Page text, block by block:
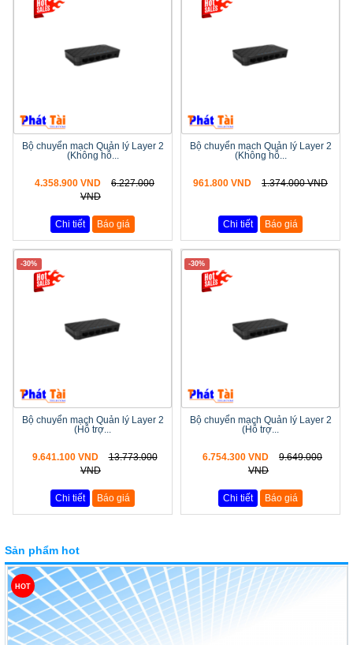
Bộ chuyển mạch Quản lý Layer 2
(Không hỗ...
4.358.900 VND
6.227.000
VND
Chi tiết Báo giá
Bộ chuyển mạch Quản lý Layer 2
(Không hỗ...
961.800 VND 1.374.000 VND
Chi tiết Báo giá
-30%
Bộ chuyển mạch Quản lý Layer 2
(Hỗ trợ...
9.641.100 VND
13.773.000
VND
Chi tiết Báo giá
-30%
Bộ chuyển mạch Quản lý Layer 2
(Hỗ trợ...
6.754.300 VND
9.649.000
VND
Chi tiết Báo giá
Sản phẩm hot
HOT